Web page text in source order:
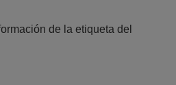
de la etiqueta del